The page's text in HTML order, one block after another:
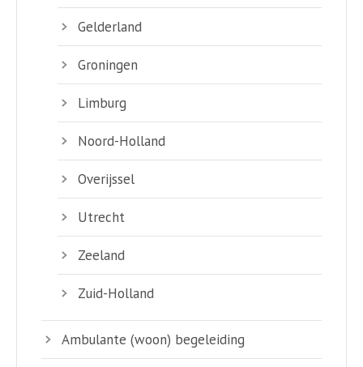
Gelderland
Groningen
Limburg
Noord-Holland
Overijssel
Utrecht
Zeeland
Zuid-Holland
Ambulante (woon) begeleiding